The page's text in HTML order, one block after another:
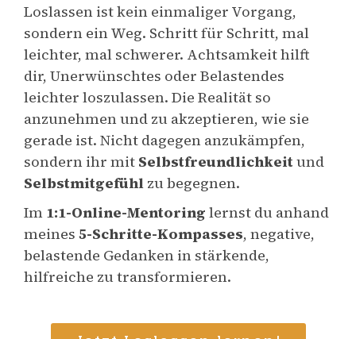
Loslassen ist kein einmaliger Vorgang,
sondern ein Weg. Schritt für Schritt, mal
leichter, mal schwerer. Achtsamkeit hilft
dir, Unerwünschtes oder Belastendes
leichter loszulassen. Die Realität so
anzunehmen und zu akzeptieren, wie sie
gerade ist. Nicht dagegen anzukämpfen,
sondern ihr mit Selbstfreundlichkeitund
Selbstmitgefühl zu begegnen.
Im 1:1-Online-Mentoring lernst du anhand
meines 5-Schritte-Kompasses, negative,
belastende Gedanken in stärkende,
hilfreiche zu transformieren.